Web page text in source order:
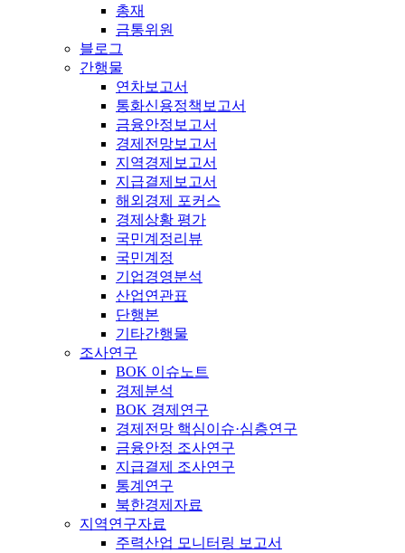
총재
금통위원
블로그
간행물
연차보고서
통화신용정책보고서
금융안정보고서
경제전망보고서
지역경제보고서
지급결제보고서
해외경제 포커스
경제상황 평가
국민계정리뷰
국민계정
기업경영분석
산업연관표
단행본
기타간행물
조사연구
BOK 이슈노트
경제분석
BOK 경제연구
경제전망 핵심이슈·심층연구
금융안정 조사연구
지급결제 조사연구
통계연구
북한경제자료
지역연구자료
주력산업 모니터링 보고서